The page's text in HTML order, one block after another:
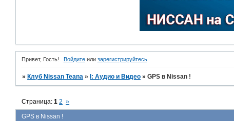
Привет, Гость! Войдитеили зарегистрируйтесь.
» Клуб Nissan Teana » I: Аудио и Bидео »GPS в Nissan !
GPS в Nissan !
Страница:1 2 »